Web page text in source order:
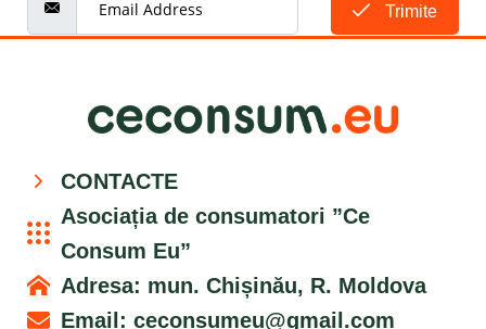
Trimite
CONTACTE
Asociația de consumatori ”Ce
Consum Eu”
Adresa: mun. Chișinău, R. Moldova
Email:ceconsumeu@gmail.com